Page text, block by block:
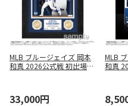
MLB ブルージェイズ 岡本
和真 2026公式戦 初出場＆
33,000円
MLB
和真